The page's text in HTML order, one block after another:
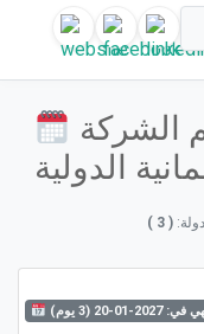
( 3 )